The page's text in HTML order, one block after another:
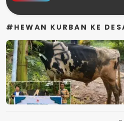
#HEWAN KURBAN KE